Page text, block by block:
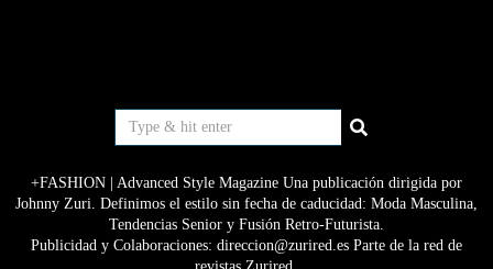
+FASHION | Advanced Style Magazine Una publicación dirigida por
Johnny Zuri. Definimos el estilo sin fecha de caducidad: Moda Masculina,
Tendencias Senior y Fusión Retro-Futurista.
Publicidad y Colaboraciones: direccion@zurired.es Parte de la red de